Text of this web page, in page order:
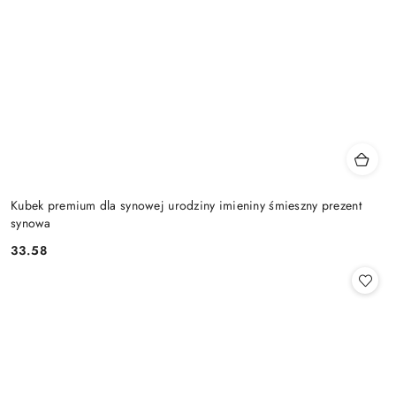
Kubek premium dla synowej urodziny imieniny śmieszny prezent
synowa
Cena:
33.58